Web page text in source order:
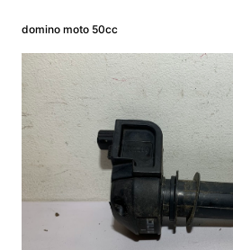
domino moto 50cc